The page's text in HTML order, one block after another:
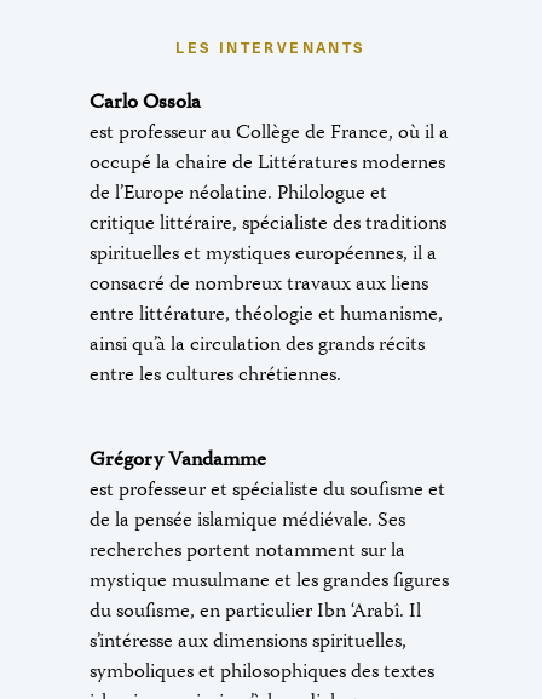
LES INTERVENANTS
Carlo Ossola
est professeur au Collège de France, où il a
occupé la chaire de Littératures modernes
de l’Europe néolatine. Philologue et
critique littéraire, spécialiste des traditions
spirituelles et mystiques européennes, il a
consacré de nombreux travaux aux liens
entre littérature, théologie et humanisme,
ainsi qu’à la circulation des grands récits
entre les cultures chrétiennes.
Grégory Vandamme
est professeur et spécialiste du soufisme et
de la pensée islamique médiévale. Ses
recherches portent notamment sur la
mystique musulmane et les grandes figures
du soufisme, en particulier Ibn ‘Arabî. Il
s’intéresse aux dimensions spirituelles,
symboliques et philosophiques des textes